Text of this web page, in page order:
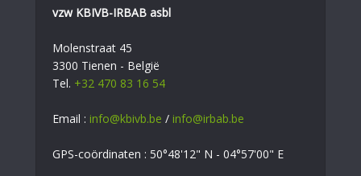
vzw KBIVB-IRBAB asbl
Molenstraat 45
3300 Tienen - België
Tel. +32 470 83 16 54
Email : info@kbivb.be / info@irbab.be
GPS-coördinaten : 50°48'12" N - 04°57'00" E